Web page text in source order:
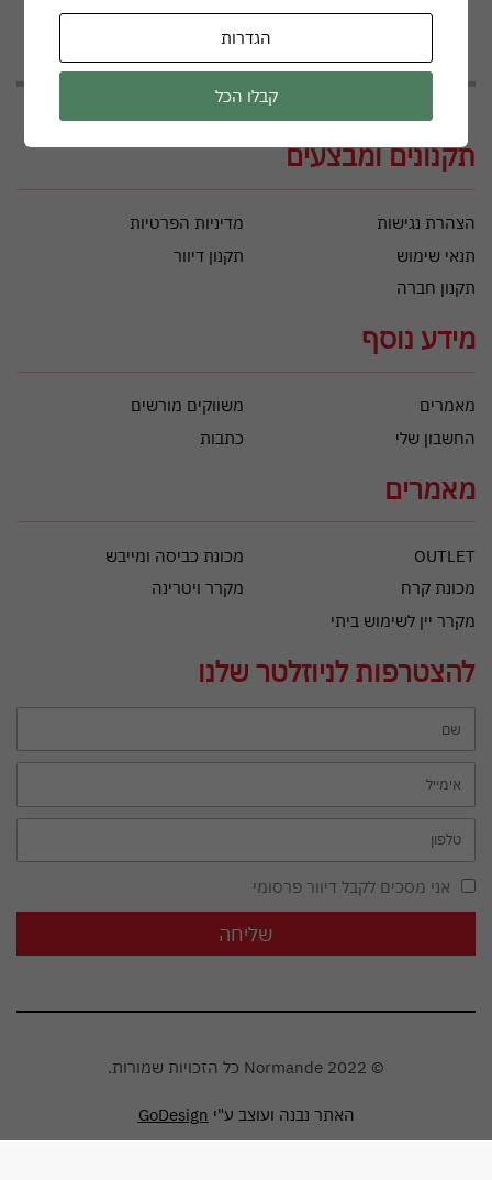
תקנונים ומבצעים
הצהרת נגישות
מדיניות הפרטיות
תנאי שימוש
תקנון דיוור
תקנון חברה
מידע נוסף
מאמרים
משווקים מורשים
החשבון שלי
כתבות
מאמרים
OUTLET
מכונת כביסה ומייבש
מכונת קרח
מקרר ויטרינה
מקרר יין לשימוש ביתי
להצטרפות לניוזלטר שלנו
אני מסכים לקבל דיוור פרסומי
שליחה
© Normande 2022 כל הזכויות שמורות.
האתר נבנה ועוצב ע"י GoDesign
הגדרות
קבלו הכל